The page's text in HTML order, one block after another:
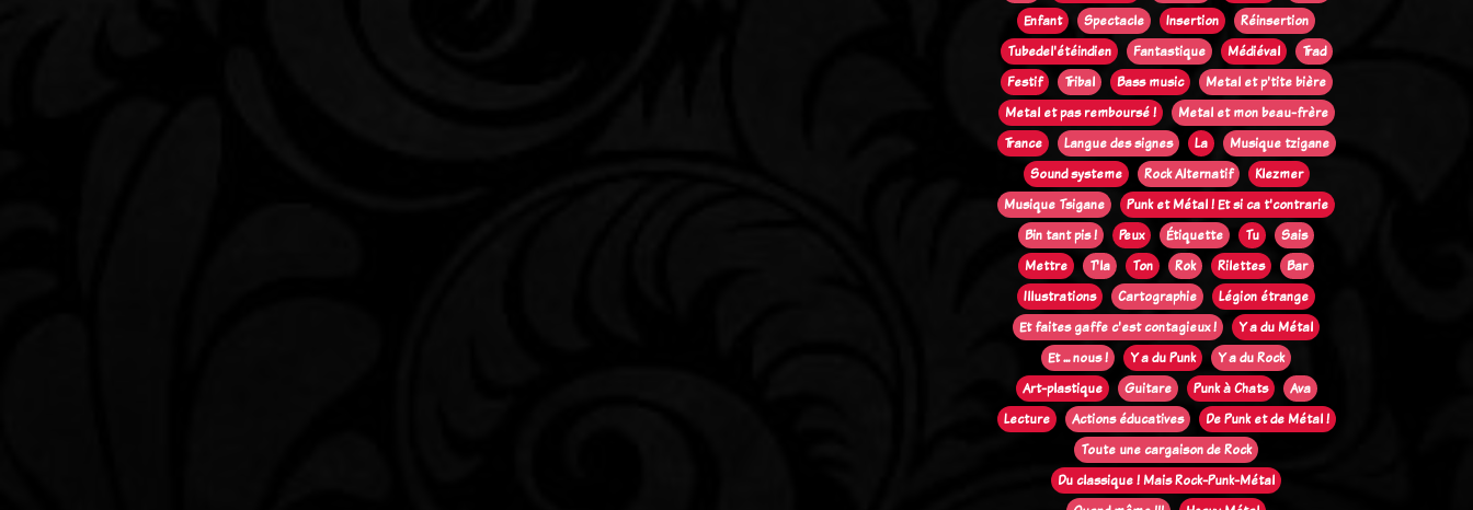
Enfant
Spectacle Insertion
Réinsertion
Tubedel'étéindien
Fantastique Médiéval
Trad
Festif
Tribal Bass music
Metal et p'tite bière
Metal et pas remboursé !
Metal et mon beau-frère
Trance
Langue des signes La
Musique tzigane
Sound systeme
Rock Alternatif
Klezmer
Musique Tsigane
Punk et Métal ! Et si ca t'contrarie
Bin tant pis !
Peux Étiquette Tu
Sais
Mettre
T'la Ton Rok Rilettes
Bar
Illustrations
Cartographie
Légion étrange
Et faites gaffe c'est contagieux !
Y a du Métal
Et ... nous !
Y a du Punk
Y a du Rock
Art-plastique
Guitare Punk à Chats
Ava
Lecture
Actions éducatives
De Punk et de Métal !
Toute une cargaison de Rock
Du classique ! Mais Rock-Punk-Métal